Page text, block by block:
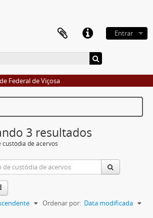
Entrar
Federal de Viçosa
3 resultados
custódia de acervos
Ordenar por: Data modificada